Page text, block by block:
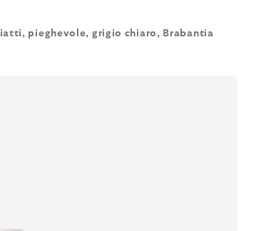
pieghevole, grigio chiaro, Brabantia